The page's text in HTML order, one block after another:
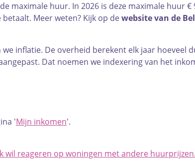
maximale huur. In 2026 is deze maximale huur
Meer weten? Kijk op dewebsite van de
inflatie. De overheid berekent elk jaar
Dat noemen we indexering van het
'Mijn inkomen'.
wil reageren op woningen met andere